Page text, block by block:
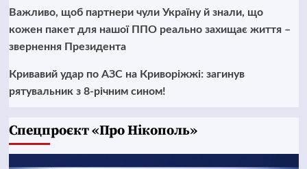
Важливо, щоб партнери чули Україну й знали, що
кожен пакет для нашої ППО реально захищає життя –
звернення Президента
Кривавий удар по АЗС на Криворіжжі: загинув
рятувальник з 8-річним сином!
Cпецпроєкт «Про Нікополь»